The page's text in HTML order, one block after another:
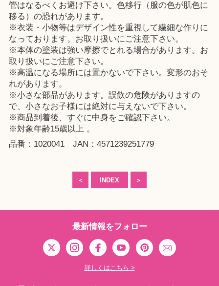
管はなるべくお避け下さい。色移行（服の色が肌色に
移る）の恐れがあります。
※衣装・小物等はデザイン性を重視して繊細な作りに
なっております。お取り扱いにご注意下さい。
※本体の塗装は強い摩擦でとれる場合があります。お
取り扱いにご注意下さい。
※高温になる場所には置かないで下さい。変形のおそ
れがあります。
※小さな部品があります。誤飲の危険がありますの
で、小さなお子様には絶対に与えないで下さい。
※商品到着後、すぐに中身をご確認下さい。
※対象年齢15歳以上 。
品番：1020041 JAN：4571239251779
＜ INDEX ＞
最新情報をフォロー
詳しくはこちら >